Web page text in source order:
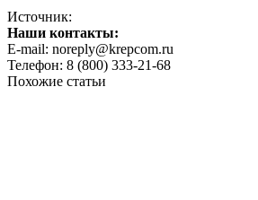
Источник:
Наши контакты:
E-mail: noreply@krepcom.ru
Телефон: 8 (800) 333-21-68
Похожие статьи